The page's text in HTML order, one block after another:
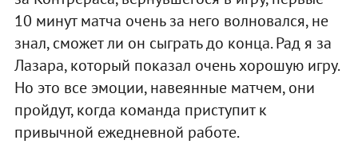
10 минут матча очень за него волновался, не
знал, сможет ли он сыграть до конца. Рад я за
Лазара, который показал очень хорошую игру.
Но это все эмоции, навеянные матчем, они
пройдут, когда команда приступит к
привычной ежедневной работе.